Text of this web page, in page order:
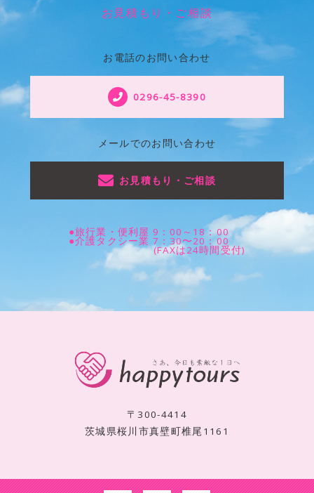
お見積もり・ご相談
お電話のお問い合わせ
0296-45-8390
メールでのお問い合わせ
お見積もり・ご相談
●旅行業・便利屋 9：00～18：00
●介護タクシー業 7：30〜20：00
(FAXは24時間受付)
〒300-4414
茨城県桜川市真壁町椎尾1161